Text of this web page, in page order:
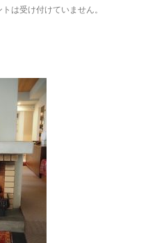
トは受け付けていません。